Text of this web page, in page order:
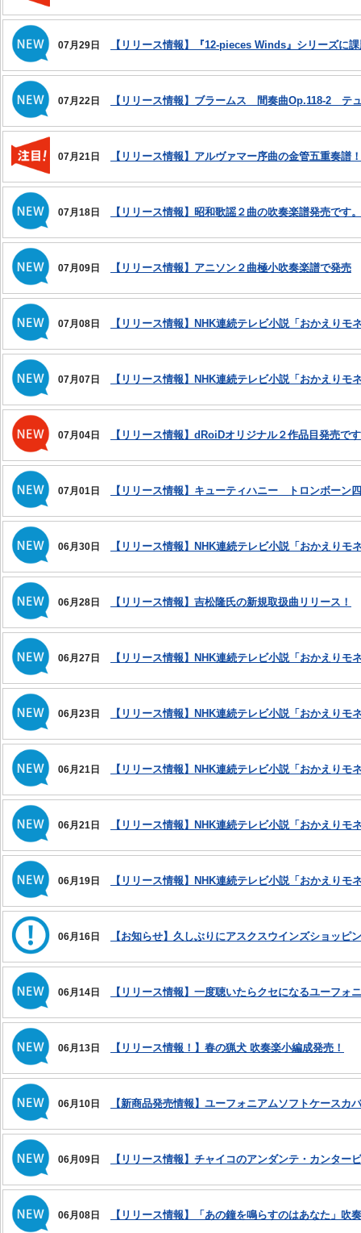
07月29日 【リリース情報】『12-pieces Winds』シリーズに
07月22日 【リリース情報】ブラームス 間奏曲Op.118-2 テ
07月21日 【リリース情報】アルヴァマー序曲の金管五重奏譜
07月18日 【リリース情報】昭和歌謡２曲の吹奏楽譜発売です。
07月09日 【リリース情報】アニソン２曲極小吹奏楽譜で発売
07月08日 【リリース情報】NHK連続テレビ小説「おかえりモ
07月07日 【リリース情報】NHK連続テレビ小説「おかえりモ
07月04日 【リリース情報】dRoiDオリジナル２作品目発売で
07月01日 【リリース情報】キューティハニー トロンボーン
06月30日 【リリース情報】NHK連続テレビ小説「おかえりモ
06月28日 【リリース情報】吉松隆氏の新規取扱曲リリース！
06月27日 【リリース情報】NHK連続テレビ小説「おかえりモ
06月23日 【リリース情報】NHK連続テレビ小説「おかえりモ
06月21日 【リリース情報】NHK連続テレビ小説「おかえりモ
06月21日 【リリース情報】NHK連続テレビ小説「おかえり
06月19日 【リリース情報】NHK連続テレビ小説「おかえりモ
06月16日 【お知らせ】久しぶりにアスクスウインズショッピ
06月14日 【リリース情報】一度聴いたらクセになるユーフォ
06月13日 【リリース情報！】春の猟犬 吹奏楽小編成発売！
06月10日 【新商品発売情報】ユーフォニアムソフトケースカ
06月09日 【リリース情報】チャイコのアンダンテ・カンター
06月08日 【リリース情報】「あの鐘を鳴らすのはあなた」吹